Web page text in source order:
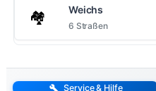
🏘️ Weichs
6 Straßen
Service & Hilfe